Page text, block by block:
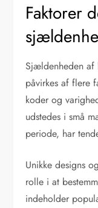
Faktorer
Sjældenheden af
påvirkes af flere
koder og
udstedes i små
periode, har
Unikke designs
rolle i at
indeholder